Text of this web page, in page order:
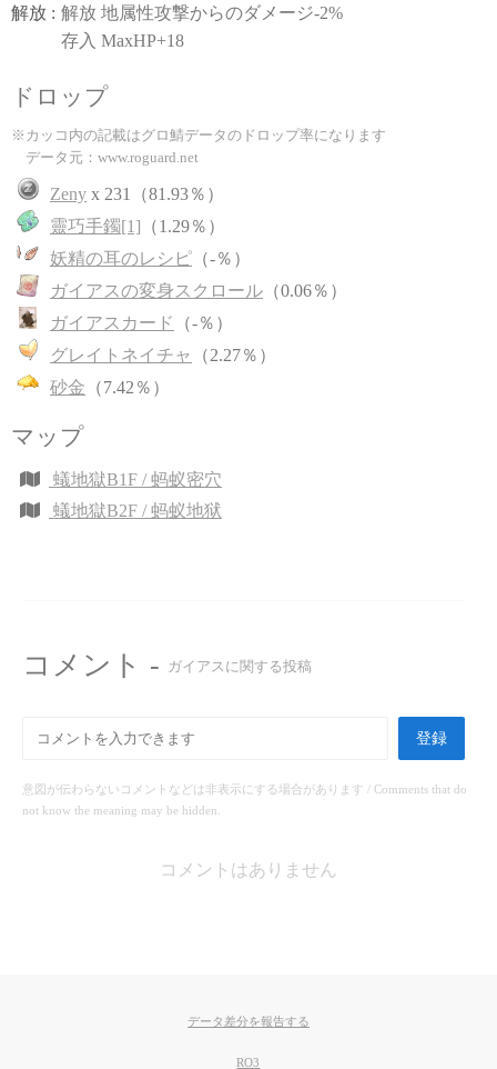
解放 : 解放 地属性攻撃からのダメージ-2%
存入 MaxHP+18
ドロップ
※カッコ内の記載はグロ鯖データのドロップ率になります
データ元：www.roguard.net
Zeny x 231（81.93％）
靈巧手鐲[1] （1.29％）
妖精の耳のレシピ （-％）
ガイアスの変身スクロール （0.06％）
ガイアスカード
（-％）
グレイトネイチャ
（2.27％）
砂金 （7.42％）
マップ
蟻地獄B1F / 蚂蚁密穴
蟻地獄B2F / 蚂蚁地狱
コメント - ガイアスに関する投稿
登録
意図が伝わらないコメントなどは非表示にする場合があります / Comments that do
not know the meaning may be hidden.
コメントはありません
データ差分を報告する
RO3